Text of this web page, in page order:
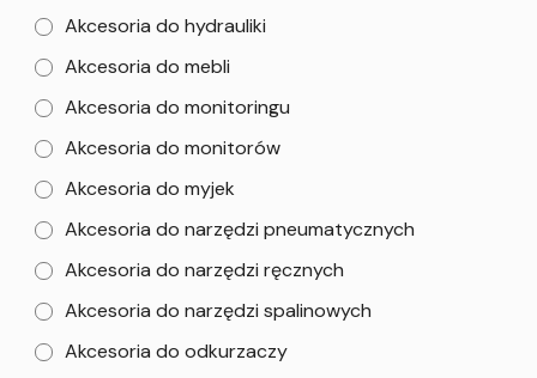
Akcesoria do hydrauliki
Akcesoria do mebli
Akcesoria do monitoringu
Akcesoria do monitorów
Akcesoria do myjek
Akcesoria do narzędzi pneumatycznych
Akcesoria do narzędzi ręcznych
Akcesoria do narzędzi spalinowych
Akcesoria do odkurzaczy